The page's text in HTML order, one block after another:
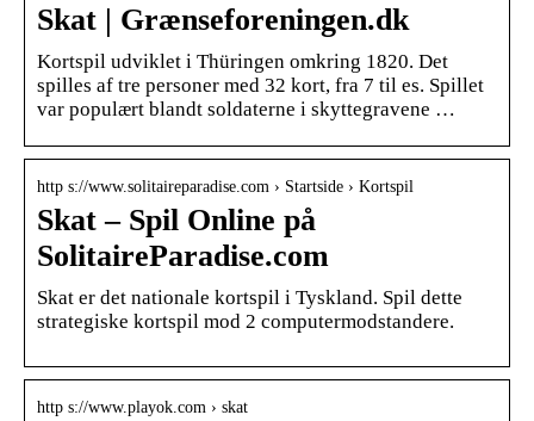
Skat | Grænseforeningen.dk
Kortspil udviklet i Thüringen omkring 1820. Det
spilles af tre personer med 32 kort, fra 7 til es. Spillet
var populært blandt soldaterne i skyttegravene …
http s://www.solitaireparadise.com › Startside › Kortspil
Skat – Spil Online på
SolitaireParadise.com
Skat er det nationale kortspil i Tyskland. Spil dette
strategiske kortspil mod 2 computermodstandere.
http s://www.playok.com › skat